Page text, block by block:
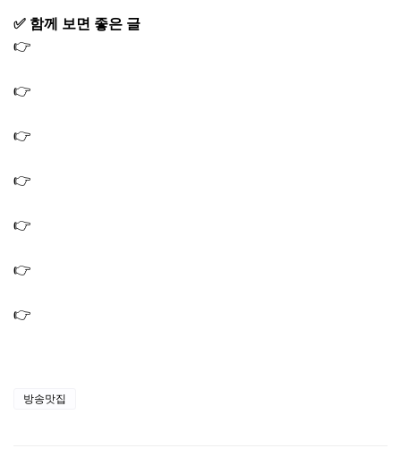
✅ 함께 보면 좋은 글
👉
👉
👉
👉
👉
👉
👉
방송맛집